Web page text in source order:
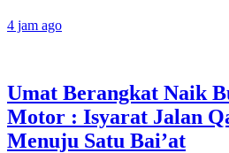
4 jam ago
Umat Berangkat Naik
Motor : Isyarat Jalan
Menuju Satu Bai’at